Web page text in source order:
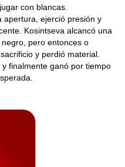
con blancas.
apertura, ejerció presión y
Kosintseva alcancó una
pero entonces o
y perdió material.
finalmente ganó por tiempo